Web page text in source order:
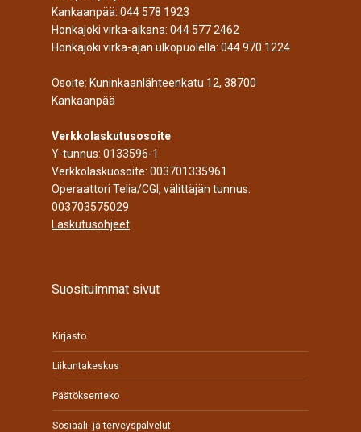
Kankaanpää: 044 578 1923
Honkajoki virka-aikana: 044 577 2462
Honkajoki virka-ajan ulkopuolella: 044 970 1224
Osoite: Kuninkaanlähteenkatu 12, 38700
Kankaanpää
Verkkolaskutusosoite
Y-tunnus: 0133596-1
Verkkolaskuosoite: 003701335961
Operaattori Telia/CGI, välittäjän tunnus:
003703575029
Laskutusohjeet
Suosituimmat sivut
Kirjasto
Liikuntakeskus
Päätöksenteko
Sosiaali- ja terveyspalvelut